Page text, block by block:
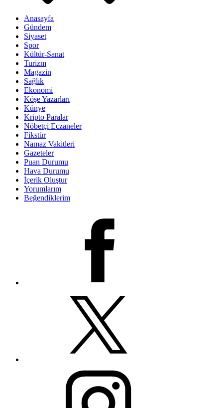
Anasayfa
Gündem
Siyaset
Spor
Kültür-Sanat
Turizm
Magazin
Sağlık
Ekonomi
Köşe Yazarları
Künye
Kripto Paralar
Nöbetçi Eczaneler
Fikstür
Namaz Vakitleri
Gazeteler
Puan Durumu
Hava Durumu
İçerik Oluştur
Yorumlarım
Beğendiklerim